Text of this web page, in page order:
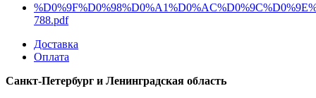
788.pdf
Доставка
Оплата
Санкт-Петербург и Ленинградская область